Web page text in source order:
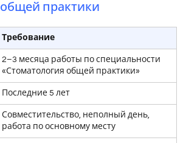
общей практики
Требование
2–3 месяца работы по специальности
«Стоматология общей практики»
Последние 5 лет
Совместительство, неполный день,
работа по основному месту